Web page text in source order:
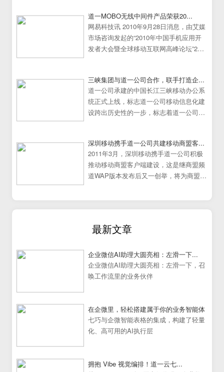
道一MOBO无线中间件产品荣获20...
网易科技讯 2010年9月28日消息，由艾媒
市场咨询发起的“2010年中国手机应用开
发者大会暨全球移动互联网高峰论坛”25
三峡集团与道一公司合作，联手打造企...
道一公司承建的中国长江三峡移动办公系
统正式上线，标志道一公司移动信息化建
设跨出历史性的一步，标志着道一公司移
深圳移动携手道一公司共建移动商盟客...
2011年3月，深圳移动携手道一公司积极
推动移动商盟客户端建设，这是继商盟频
道WAP版本发布后又一创举，将为商盟频
最新文章
企业微信AI助理大圆亮相：左滑一下...
企业微信AI助理大圆亮相：左滑一下，召
唤工作流里的业务伙伴
在企微里，轻松搭建属于你的业务智能体
七巧与企微智能表格的集成，构建了轻量
化、高可用的AI执行层
拥抱 Vibe 视觉编排！道一云七...